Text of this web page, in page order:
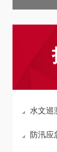
水文巡测轻量化
防汛应急测流利